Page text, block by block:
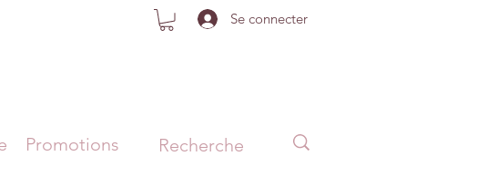
Se connecter
Promotions